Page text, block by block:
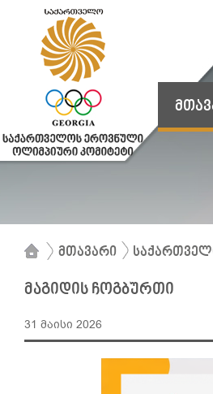
მთავარი
მაგიდის ჩოგბურთი
31 მაისი 2026